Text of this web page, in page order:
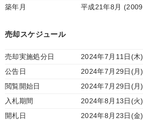
築年月
平成21年8月
売却スケジュール
売却実施処分日
2024年7月11日(木)
公告日
2024年7月29日(月)
閲覧開始日
2024年7月29日(月)
入札期間
2024年8月13日(火
開札日
2024年8月23日(金)